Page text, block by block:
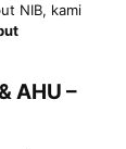
NIB, kami
AHU –